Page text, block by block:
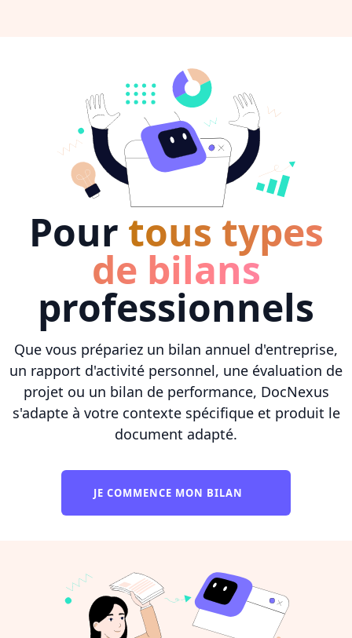
Pour tous types
de bilans
professionnels
Que vous prépariez un bilan annuel d'entreprise,
un rapport d'activité personnel, une évaluation de
projet ou un bilan de performance, DocNexus
s'adapte à votre contexte spécifique et produit le
document adapté.
JE COMMENCE MON BILAN